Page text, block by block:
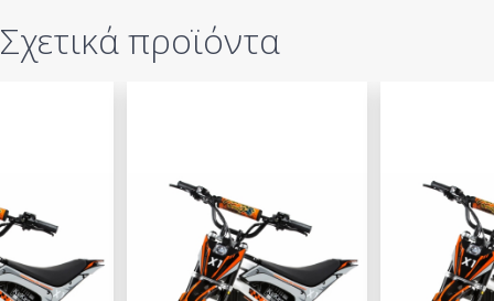
Σχετικά προϊόντα